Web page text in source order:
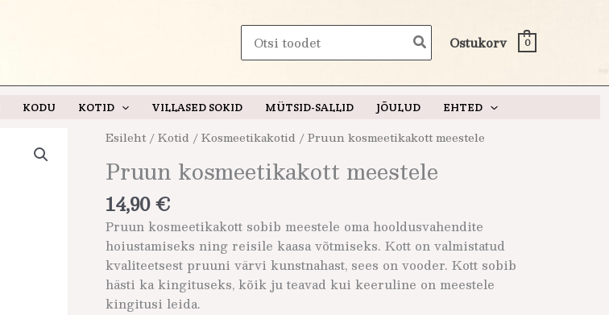
Search
for:
Ostukorv 0
KODU KOTID VILLASED SOKID MÜTSID-SALLID JÕULUD EHTED
Esileht/Kotid/Kosmeetikakotid/ Pruun kosmeetikakott meestele
Pruun kosmeetikakott meestele
14,90€
Pruun kosmeetikakott sobib meestele oma hooldusvahendite
hoiustamiseks ning reisile kaasa võtmiseks. Kott on valmistatud
kvaliteetsest pruuni värvi kunstnahast, sees on vooder. Kott sobib
hästi ka kingituseks, kõik ju teavad kui keeruline on meestele
kingitusi leida.
Pruun
meestele
kogus